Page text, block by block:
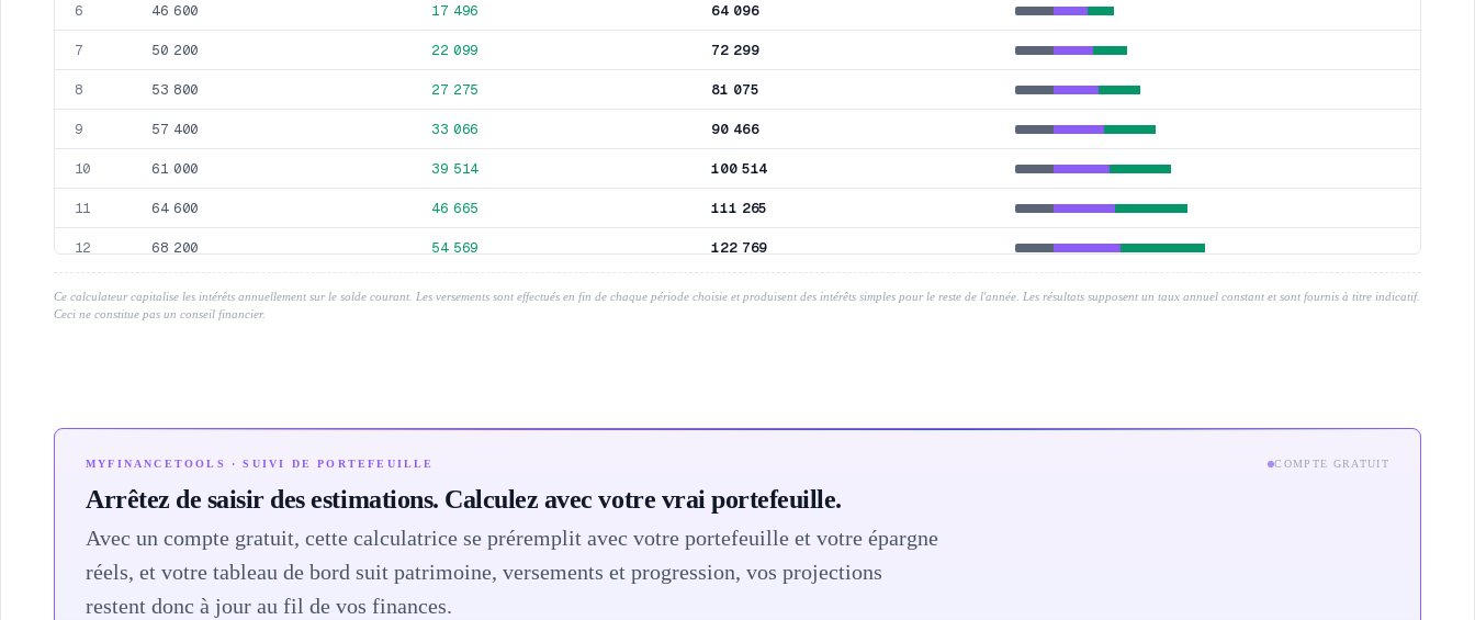
6 46 600 17 496 64 096
7 50 200 22 099 72 299
8 53 800 27 275 81 075
9 57 400 33 066 90 466
10 61 000 39 514 100 514
11 64 600 46 665 111 265
12 68 200 54 569 122 769
97 000 152 061
Ce calculateur capitalise les intérêts annuellement sur le solde courant. Les versements sont effectués en fin de chaque période choisie et produisent des intérêts simples pour le reste de l'année. Les résultats supposent un taux annuel constant et sont fournis à titre indicatif.
Ceci ne constitue pas un conseil financier.
MYFINANCETOOLS · SUIVI DE PORTEFEUILLE COMPTE GRATUIT
Arrêtez de saisir des estimations. Calculez avec votre vrai portefeuille.
Avec un compte gratuit, cette calculatrice se préremplit avec votre portefeuille et votre épargne
réels, et votre tableau de bord suit patrimoine, versements et progression, vos projections
restent donc à jour au fil de vos finances.